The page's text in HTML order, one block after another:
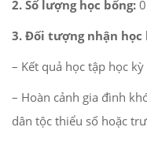
2. Số lượng học bổng:
3. Đối tượng nhận học
– Kết quả học tập học
– Hoàn cảnh gia đình
dân tộc thiểu số hoặc